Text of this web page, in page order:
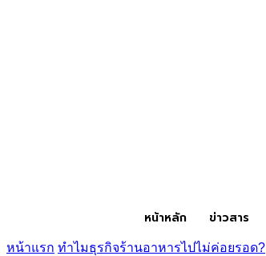
หน้าหลัก ข่าวสาร
หน้าแรก ทำไมธุรกิจร้านอาหารไปไม่ค่อยรอด?